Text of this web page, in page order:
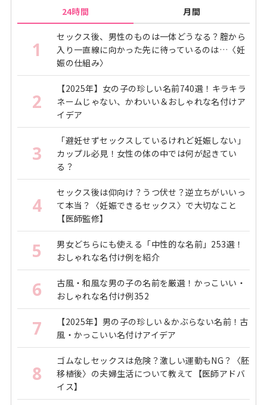
24時間 月間
1
セックス後、男性のものは一体どうなる？腟から
入り一直線に向かった先に待っているのは…〈妊
娠の仕組み〉
2
【2025年】女の子の珍しい名前740選！キラキラ
ネームじゃない、かわいい＆おしゃれな名付けア
イデア
3
「避妊せずセックスしているけれど妊娠しない」
カップル必見！女性の体の中では何が起きてい
る？
4
セックス後は仰向け？うつ伏せ？逆立ちがいいっ
て本当？〈妊娠できるセックス〉で大切なこと
【医師監修】
5
男女どちらにも使える「中性的な名前」253選！
おしゃれな名付け例を紹介
6
古風・和風な男の子の名前を厳選！かっこいい・
おしゃれな名付け例352
7
【2025年】男の子の珍しい＆かぶらない名前！古
風・かっこいい名付けアイデア
8
ゴムなしセックスは危険？激しい運動もNG？〈胚
移植後〉の夫婦生活について教えて【医師アドバ
イス】